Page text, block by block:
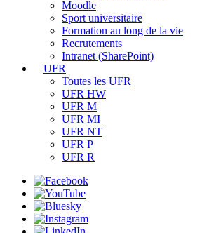
Moodle
Sport universitaire
Formation au long de la vie
Recrutements
Intranet (SharePoint)
UFR
Toutes les UFR
UFR HW
UFR M
UFR MI
UFR NT
UFR P
UFR R